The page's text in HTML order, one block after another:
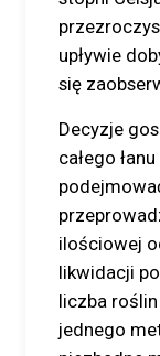
upływie
się
Decyzje
całego
ilościowej
likwidacji
liczba
jednego